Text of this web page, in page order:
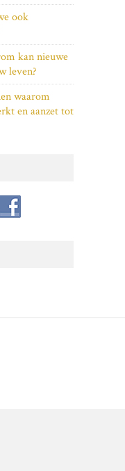
ook
kan nieuwe
leven?
waarom
en aanzet tot